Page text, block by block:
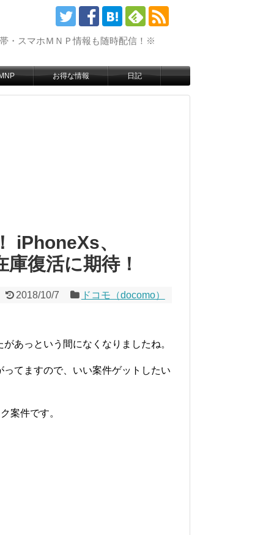
・スマホＭＮＰ情報も随時配信！※
お得な情報 日記
iPhoneXs、
復活に期待！
2018/10/7 ドコモ（docomo）
あっという間になくなりましたね。
てますので、いい案件ゲットしたい
案件です。